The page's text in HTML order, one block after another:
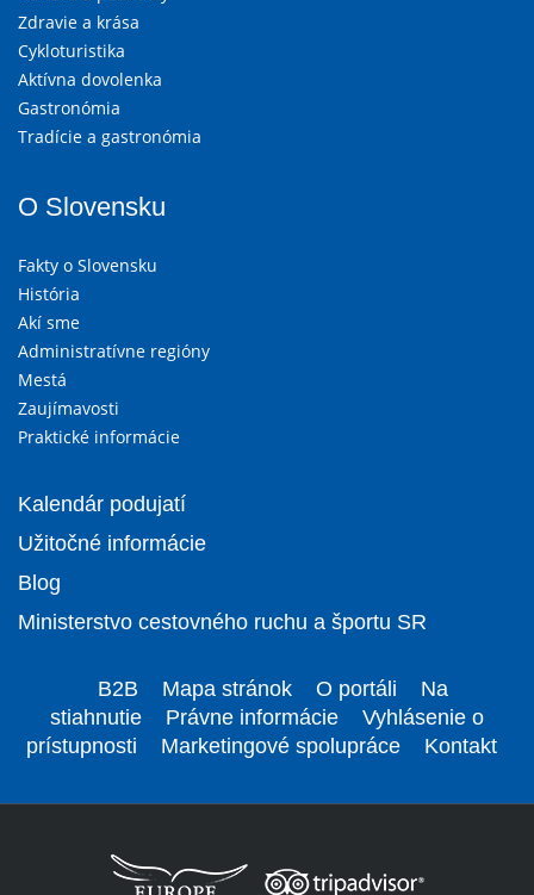
Zdravie a krása
Cykloturistika
Aktívna dovolenka
Gastronómia
Tradície a gastronómia
O Slovensku
Fakty o Slovensku
História
Akí sme
Administratívne regióny
Mestá
Zaujímavosti
Praktické informácie
Kalendár podujatí
Užitočné informácie
Blog
Ministerstvo cestovného ruchu a športu SR
B2B Mapa stránok O portáli
Na
stiahnutie
Právne informácie
Vyhlásenie o
prístupnosti
Marketingové spolupráce Kontakt